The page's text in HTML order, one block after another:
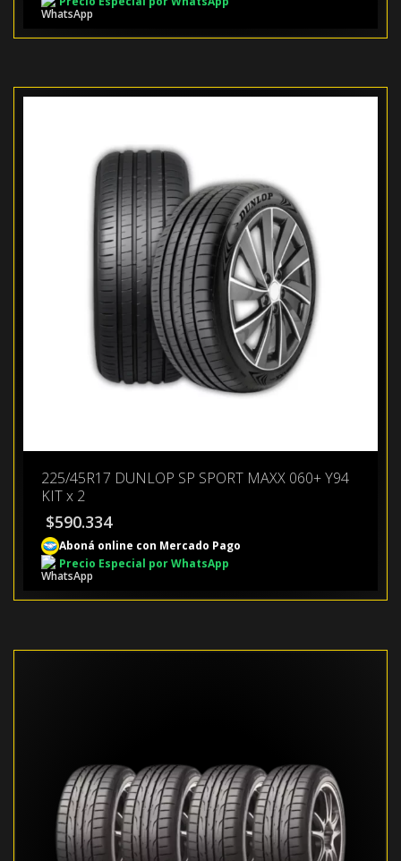
225/45R17 DUNLOP SP SPORT MAXX 060+ Y94
KIT x 2
$590.334
Aboná online con Mercado Pago
Precio Especial por WhatsApp